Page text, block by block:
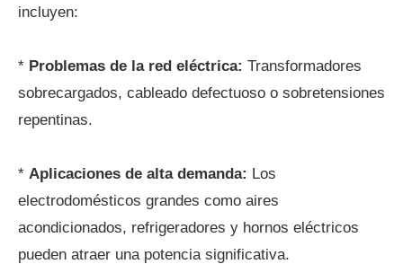
incluyen:
* Problemas de la red eléctrica: Transformadores
sobrecargados, cableado defectuoso o sobretensiones
repentinas.
* Aplicaciones de alta demanda: Los
electrodomésticos grandes como aires
acondicionados, refrigeradores y hornos eléctricos
pueden atraer una potencia significativa.